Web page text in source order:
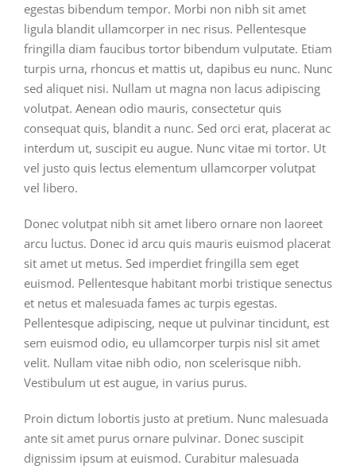
egestas bibendum tempor. Morbi non nibh sit amet
ligula blandit ullamcorper in nec risus. Pellentesque
fringilla diam faucibus tortor bibendum vulputate. Etiam
turpis urna, rhoncus et mattis ut, dapibus eu nunc. Nunc
sed aliquet nisi. Nullam ut magna non lacus adipiscing
volutpat. Aenean odio mauris, consectetur quis
consequat quis, blandit a nunc. Sed orci erat, placerat ac
interdum ut, suscipit eu augue. Nunc vitae mi tortor. Ut
vel justo quis lectus elementum ullamcorper volutpat
vel libero.
Donec volutpat nibh sit amet libero ornare non laoreet
arcu luctus. Donec id arcu quis mauris euismod placerat
sit amet ut metus. Sed imperdiet fringilla sem eget
euismod. Pellentesque habitant morbi tristique senectus
et netus et malesuada fames ac turpis egestas.
Pellentesque adipiscing, neque ut pulvinar tincidunt, est
sem euismod odio, eu ullamcorper turpis nisl sit amet
velit. Nullam vitae nibh odio, non scelerisque nibh.
Vestibulum ut est augue, in varius purus.
Proin dictum lobortis justo at pretium. Nunc malesuada
ante sit amet purus ornare pulvinar. Donec suscipit
dignissim ipsum at euismod. Curabitur malesuada